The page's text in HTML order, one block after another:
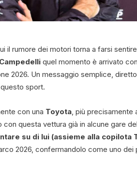
il rumore dei motori torna a farsi
quel momento è arrivato
2026. Un messaggio semplice,
sport.
con una Toyota, più precisamente
questa vettura già in alcune gare
su di lui (assieme alla copilota
2026, confermandolo come uno dei